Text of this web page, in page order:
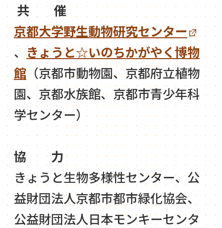
共 催
京都大学野生動物研究センター
、 きょうと☆いのちかがやく博物
館（京都市動物園、京都府立植物
園、京都水族館、京都市青少年科
学センター）
協 力
きょうと生物多様性センター、公
益財団法人京都市都市緑化協会、
公益財団法人日本モンキーセンタ